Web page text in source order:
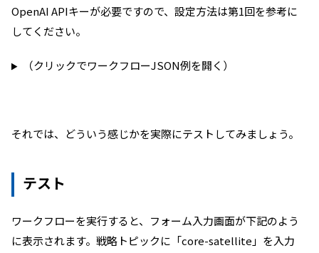
OpenAI APIキーが必要ですので、設定方法は第1回を参考に
してください。
（クリックでワークフローJSON例を開く）
それでは、どういう感じかを実際にテストしてみましょう。
テスト
ワークフローを実行すると、フォーム入力画面が下記のよう
に表示されます。戦略トピックに「core-satellite」を入力